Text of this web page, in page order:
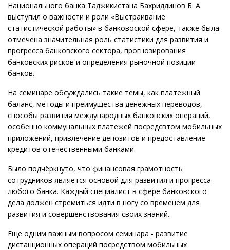
Национального банка Таджикистана Бахриддинов Б. А.
выступил о важности и роли «Выстраивание
статистической работы» в банковоской сфере, также была
отмечена значительная роль статистики для развития и
прогресса банковского сектора, прогнозирования
банковских рисков и определения рыночной позиции
банков.
На семинаре обсуждались такие темы, как платежный
баланс, методы и преимущества денежных переводов,
способы развития международных банковских операций,
особенно коммунальных платежей посредсвтом мобильных
приложений, привлечение депозитов и предоставление
кредитов отечественными банками.
Было подчёркнуто, что финансовая грамотность
сотрудников является основой для развития и прогресса
любого банка. Каждый специалист в сфере банковского
дела должен стремиться идти в ногу со временем для
развития и совершенствования своих знаний.
Еще одним важным вопросом семинара - развитие
дистанционных операций посредством мобильных